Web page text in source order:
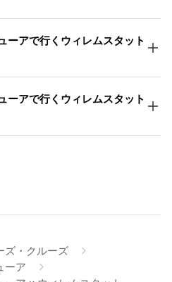
ーアで行くウィレムスタット
ーアで行くウィレムスタット
ズ・クルーズ
ーア